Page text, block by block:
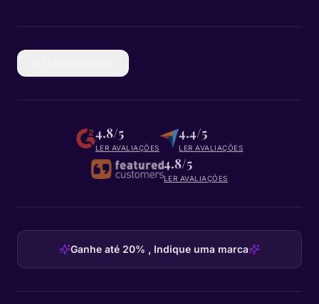
4.8/5
LER AVALIAÇÕES
4.4/5
LER AVALIAÇÕES
4.8/5
LER AVALIAÇÕES
Ganhe até 20% , Indique uma marca